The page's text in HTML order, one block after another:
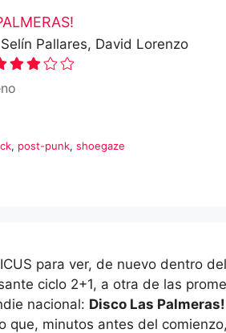
Pallares, David Lorenzo
, post-punk, shoegaze
para ver, de nuevo dentro del
ciclo 2+1, a otra de las
nacional: Disco Las Palmeras!
que, minutos antes del